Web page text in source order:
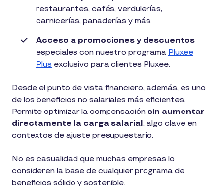
restaurantes, cafés, verdulerías,
carnicerías, panaderías y más.
Acceso a promociones y descuentos
especiales con nuestro programa Pluxee
Plus exclusivo para clientes Pluxee.
Desde el punto de vista financiero, además, es uno
de los beneficios no salariales más eficientes.
Permite optimizar la compensación sin aumentar
directamente la carga salarial, algo clave en
contextos de ajuste presupuestario.
No es casualidad que muchas empresas lo
consideren la base de cualquier programa de
beneficios sólido y sostenible.